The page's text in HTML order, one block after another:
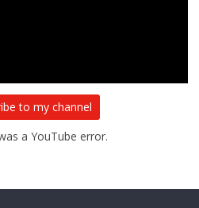
to my channel
a YouTube error.